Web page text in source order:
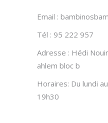
Email :
Tél : 95 222 957
Adresse : Hédi
ahlem bloc b
Horaires: Du lundi
19h30